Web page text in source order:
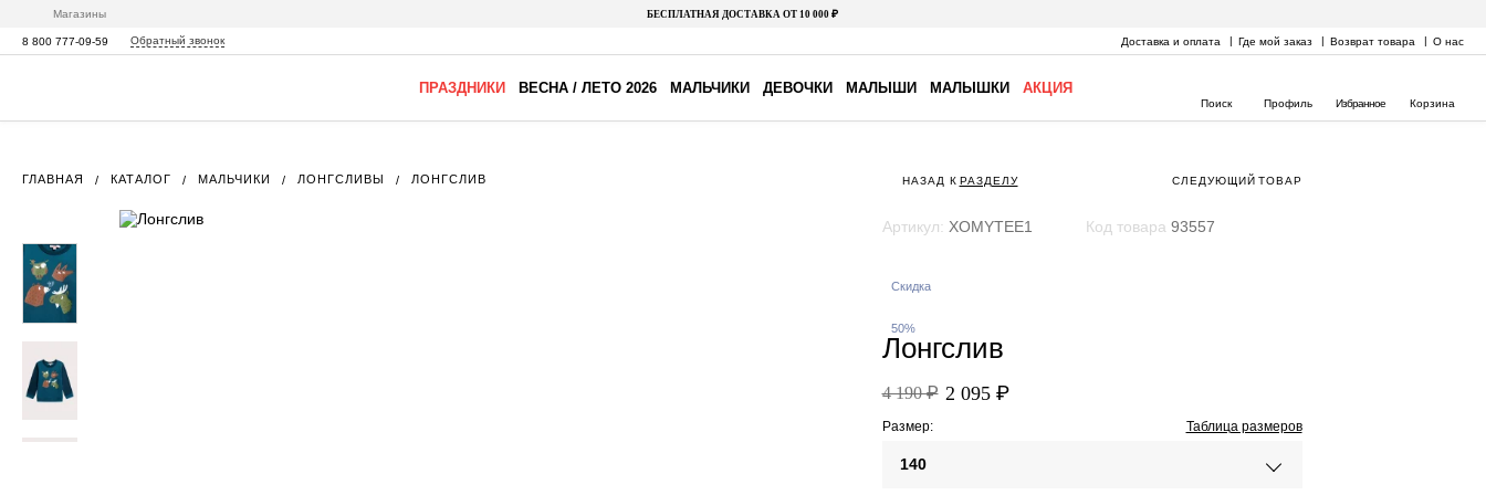
Магазины БЕСПЛАТНАЯ ДОСТАВКА ОТ 10 000 ₽
8 800 777-09-59 Обратный звонок Доставка и оплата Где мой заказ Возврат товара О нас
ПРАЗДНИКИ ВЕСНА / ЛЕТО 2026 МАЛЬЧИКИ ДЕВОЧКИ МАЛЫШИ МАЛЫШКИ АКЦИЯ
Поиск Профиль Избранное Корзина
ГЛАВНАЯ КАТАЛОГ МАЛЬЧИКИ ЛОНГСЛИВЫ ЛОНГСЛИВ НАЗАД К РАЗДЕЛУ СЛЕДУЮЩИЙ ТОВАР
Артикул: XOMYTEE1 Код товара 93557
Скидка
50%
Лонгслив
4 190 ₽ 2 095 ₽
Размер: Таблица размеров
140